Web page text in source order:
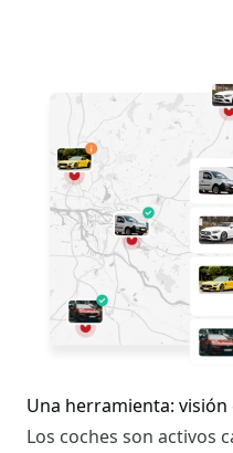
Una herramienta:
Los coches son activos